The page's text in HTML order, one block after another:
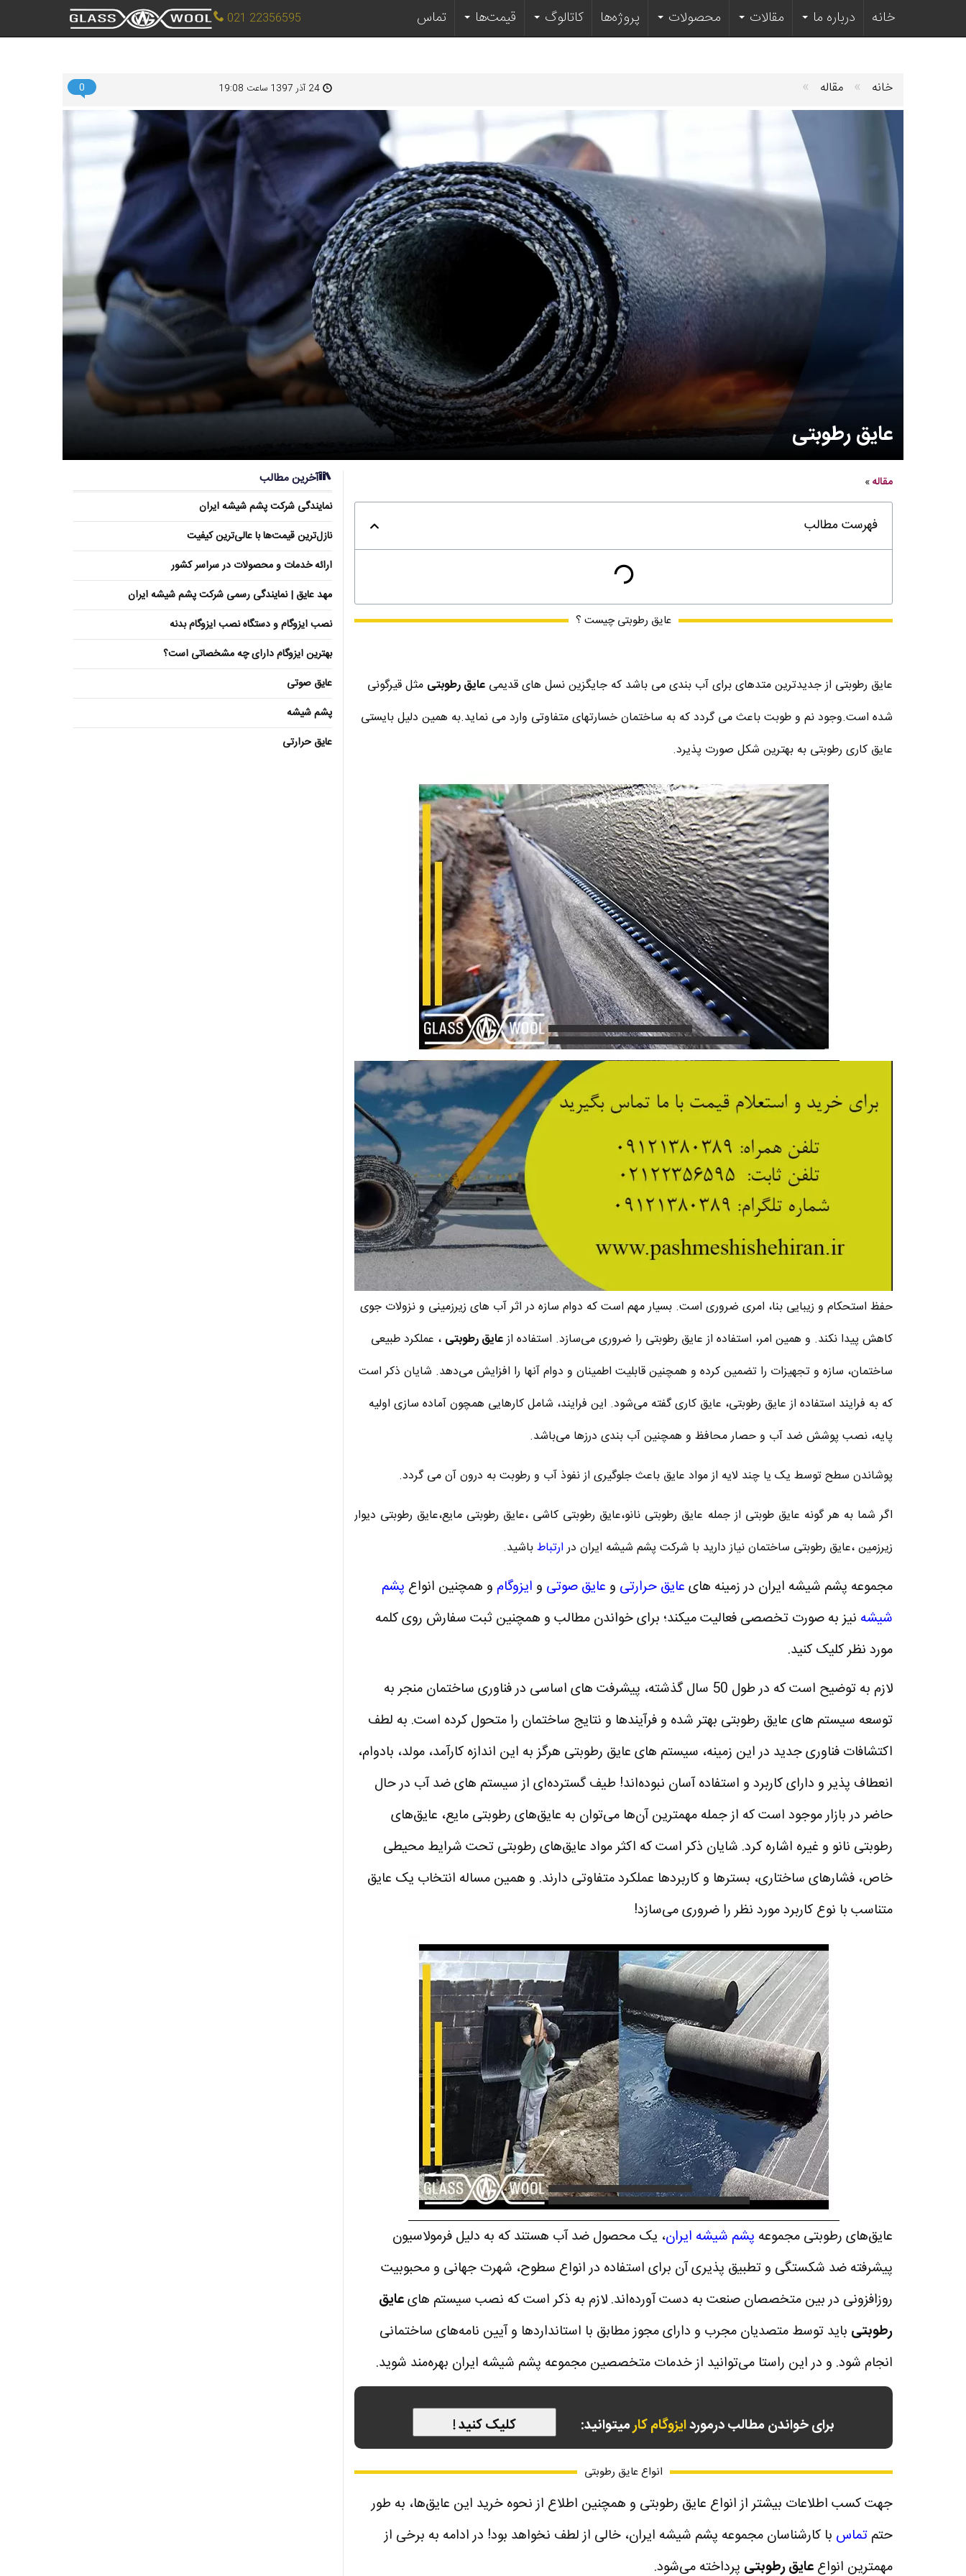
021 22356595 خانه درباره ما مقالات محصولات پروژه‌ها کاتالوگ‌ قیمت‌ها تماس
خانه » مقاله » 24 آذر 1397 ساعت 19:08 0
عایق رطوبتی
مقاله»
فهرست مطالب
عایق رطوبتی چیست ؟
عایق رطوبتی از جدیدترین متدهای برای آب بندی می باشد که جایگزین نسل های قدیمی عایق رطوبتی مثل قیرگونی
شده است.وجود نم و طوبت باعث می گردد که به ساختمان خسارتهای متفاوتی وارد می نماید.به همین دلیل بایستی
عایق کاری رطوبتی به بهترین شکل صورت پذیرد.
حفظ استحکام و زیبایی بنا، امری ضروری است. بسیار مهم است که دوام سازه در اثر آب های زیرزمینی و نزولات جوی
کاهش پیدا نکند. و همین امر، استفاده از عایق‌ رطوبتی را ضروری می‌سازد. استفاده ازعایق رطوبتی ، عملکرد طبیعی
ساختمان، سازه و تجهیزات را تضمین کرده و همچنین قابلیت اطمینان و دوام آنها را افزایش می‌دهد. شایان ذکر است
که به فرایند استفاده از عایق رطوبتی، عایق کاری گفته می‌شود. این فرایند، شامل کارهایی همچون آماده سازی اولیه
پایه، نصب پوشش ضد آب و حصار محافظ و همچنین آب بندی درزها می‌باشد.
پوشاندن سطح توسط یک یا چند لایه از مواد عایق باعث جلوگیری از نفوذ آب و رطوبت به درون آن می گردد.
اگر شما به هر گونه عایق طوبتی از جمله عایق رطوبتی نانو،عایق رطوبتی کاشی ،عایق رطوبتی مایع،عایق رطوبتی دیوار
زیرزمین ،عایق رطوبتی ساختمان نیاز دارید با شرکت پشم شیشه ایران درارتباطباشید.
مجموعه پشم شیشه ایران در زمینه های عایق حرارتی و عایق صوتی و ایزوگام و همچنین انواع پشم
شیشه نیز به صورت تخصصی فعالیت میکند؛ برای خواندن مطالب و همچنین ثبت سفارش روی کلمه
مورد نظر کلیک کنید.
لازم به توضیح است که در طول 50 سال گذشته، پیشرفت های اساسی در فناوری ساختمان منجر به
توسعه سیستم های عایق رطوبتی بهتر شده و فرآیندها و نتایج ساختمان را متحول کرده است. به لطف
اکتشافات فناوری جدید در این زمینه، سیستم های عایق رطوبتی هرگز به این اندازه کارآمد، مولد، بادوام،
انعطاف پذیر و دارای کاربرد و استفاده آسان نبوده‌اند! طیف گسترده‌ای از سیستم های ضد آب در حال
حاضر در بازار موجود است که از جمله مهمترین آن‌ها می‌توان به عایق‌های رطوبتی مایع، عایق‌های
رطوبتی نانو و غیره اشاره کرد. شایان ذکر است که اکثر مواد عایق‌های رطوبتی تحت شرایط محیطی
خاص، فشارهای ساختاری، بسترها و کاربردها عملکرد متفاوتی دارند. و همین مساله انتخاب یک عایق
متناسب با نوع کاربرد مورد نظر را ضروری می‌سازد!
عایق‌های رطوبتی مجموعه پشم شیشه ایران، یک محصول ضد آب هستند که به دلیل فرمولاسیون
پیشرفته ضد شکستگی و تطبیق پذیری آن برای استفاده در انواع سطوح، شهرت جهانی و محبوبیت
روزافزونی در بین متخصصان صنعت به دست آورده‌اند. لازم به ذکر است که نصب سیستم هایعایق
رطوبتی باید توسط متصدیان مجرب و دارای مجوز مطابق با استانداردها و آیین نامه‌های ساختمانی
انجام شود. و در این راستا می‌توانید از خدمات متخصصین مجموعه پشم شیشه ایران بهره‌مند شوید.
برای خواندن مطالب درموردایزوگام کارمیتوانید: کلیک کنید !
انواع عایق رطوبتی
جهت کسب اطلاعات بیشتر از انواع عایق‌ رطوبتی و همچنین اطلاع از نحوه خرید این عایق‌ها، به طور
حتم تماس با کارشناسان مجموعه پشم شیشه ایران، خالی از لطف نخواهد بود! در ادامه به برخی از
مهمترین انواع عایق‌ رطوبتی پرداخته می‌شود.
آخرین مطالب
نمایندگی شرکت پشم شیشه ایران
نازل‌ترین قیمت‌ها با عالی‌ترین کیفیت
ارائه خدمات و محصولات در سراسر کشور
مهد عایق | نمایندگی رسمی شرکت پشم شیشه ایران
نصب ایزوگام و دستگاه نصب ایزوگام بدنه
بهترین ایزوگام دارای چه مشخصاتی است؟
عایق صوتی
پشم شیشه
عایق حرارتی